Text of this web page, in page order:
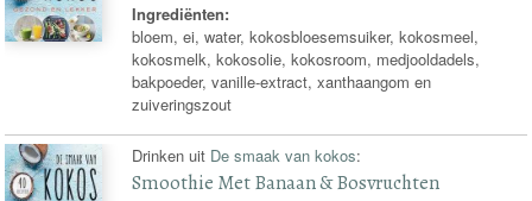
Ingrediënten:
bloem, ei, water, kokosbloesemsuiker, kokosmeel,
kokosmelk, kokosolie, kokosroom, medjooldadels,
bakpoeder, vanille-extract, xanthaangom en
zuiveringszout
Drinken uit De smaak van kokos:
Smoothie Met Banaan & Bosvruchten